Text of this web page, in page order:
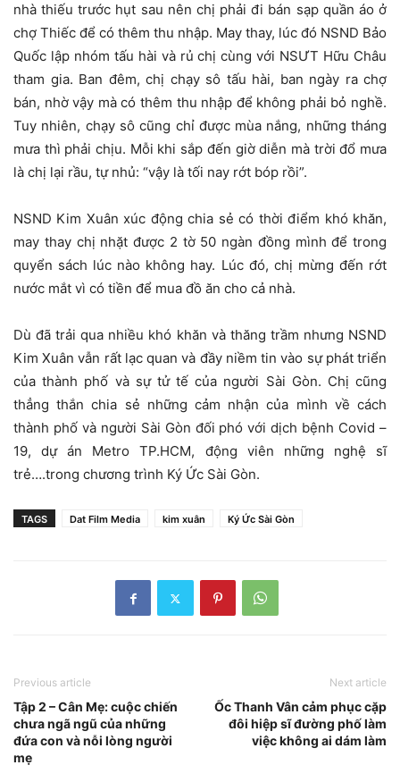
nhà thiếu trước hụt sau nên chị phải đi bán sạp quần áo ở
chợ Thiếc để có thêm thu nhập. May thay, lúc đó NSND Bảo
Quốc lập nhóm tấu hài và rủ chị cùng với NSƯT Hữu Châu
tham gia. Ban đêm, chị chạy sô tấu hài, ban ngày ra chợ
bán, nhờ vậy mà có thêm thu nhập để không phải bỏ nghề.
Tuy nhiên, chạy sô cũng chỉ được mùa nắng, những tháng
mưa thì phải chịu. Mỗi khi sắp đến giờ diễn mà trời đổ mưa
là chị lại rầu, tự nhủ: “vậy là tối nay rớt bóp rồi”.
NSND Kim Xuân xúc động chia sẻ có thời điểm khó khăn,
may thay chị nhặt được 2 tờ 50 ngàn đồng mình để trong
quyển sách lúc nào không hay. Lúc đó, chị mừng đến rớt
nước mắt vì có tiền để mua đồ ăn cho cả nhà.
Dù đã trải qua nhiều khó khăn và thăng trầm nhưng NSND
Kim Xuân vẫn rất lạc quan và đầy niềm tin vào sự phát triển
của thành phố và sự tử tế của người Sài Gòn. Chị cũng
thẳng thắn chia sẻ những cảm nhận của mình về cách
thành phố và người Sài Gòn đối phó với dịch bệnh Covid –
19, dự án Metro TP.HCM, động viên những nghệ sĩ
trẻ….trong chương trình Ký Ức Sài Gòn.
TAGS Dat Film Media kim xuân Ký Ức Sài Gòn
Previous article
Tập 2 – Cân Mẹ: cuộc chiến
chưa ngã ngũ của những
đứa con và nỗi lòng người
mẹ
Next article
Ốc Thanh Vân cảm phục cặp
đôi hiệp sĩ đường phố làm
việc không ai dám làm